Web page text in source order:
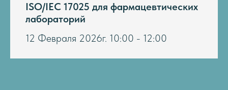
ISO/IEC 17025 для фармацевтических
лабораторий
12 Февраля 2026г. 10:00 - 12:00